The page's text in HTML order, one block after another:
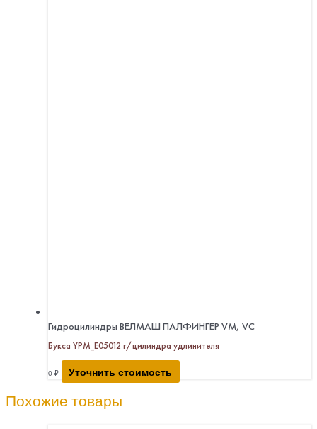
Гидроцилиндры ВЕЛМАШ ПАЛФИНГЕР VM, VC
Букса YPM_E05012 г/цилиндра удлинителя
0 ₽ Уточнить стоимость
Похожие товары